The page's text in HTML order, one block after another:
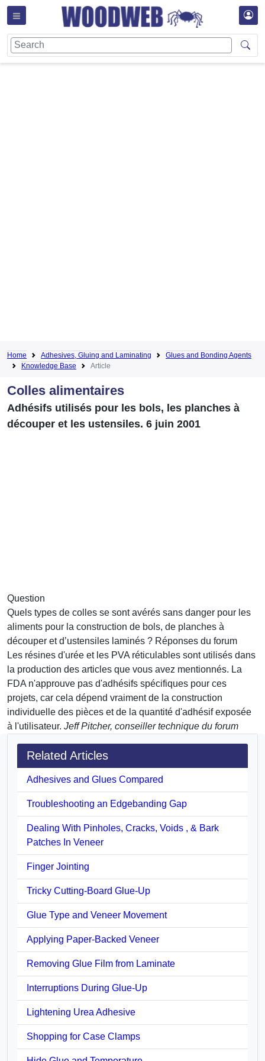
Home Adhesives, Gluing and Laminating
Glues and Bonding Agents
Knowledge Base
Article
Colles alimentaires
Adhésifs utilisés pour les bols, les planches à
découper et les ustensiles. 6 juin 2001
Question
Quels types de colles se sont avérés sans danger pour les
aliments pour la construction de bols, de planches à
découper et d’ustensiles laminés ? Réponses du forum
Les résines d'urée et les PVA réticulables sont utilisés dans
la production des articles que vous avez mentionnés. La
FDA n'approuve pas d'adhésifs spécifiques pour ces
projets, car cela dépend vraiment de la construction
individuelle des pièces et de la quantité d'adhésif exposée
à l'utilisateur. Jeff Pitcher, conseiller technique du forum
Related Articles
Adhesives and Glues Compared
Troubleshooting an Edgebanding Gap
Dealing With Pinholes, Cracks, Voids , & Bark
Patches In Veneer
Finger Jointing
Tricky Cutting-Board Glue-Up
Glue Type and Veneer Movement
Applying Paper-Backed Veneer
Removing Glue Film from Laminate
Interruptions During Glue-Up
Lightening Urea Adhesive
Shopping for Case Clamps